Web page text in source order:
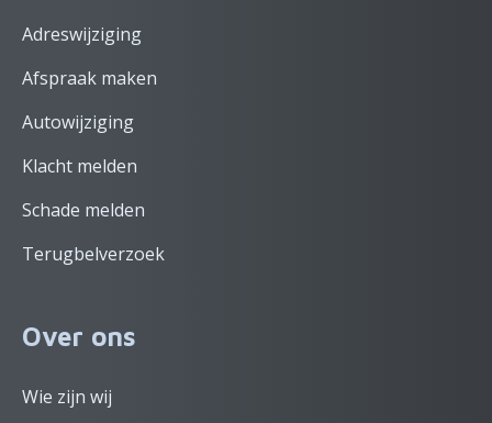
Adreswijziging
Afspraak maken
Autowijziging
Klacht melden
Schade melden
Terugbelverzoek
Over ons
Wie zijn wij